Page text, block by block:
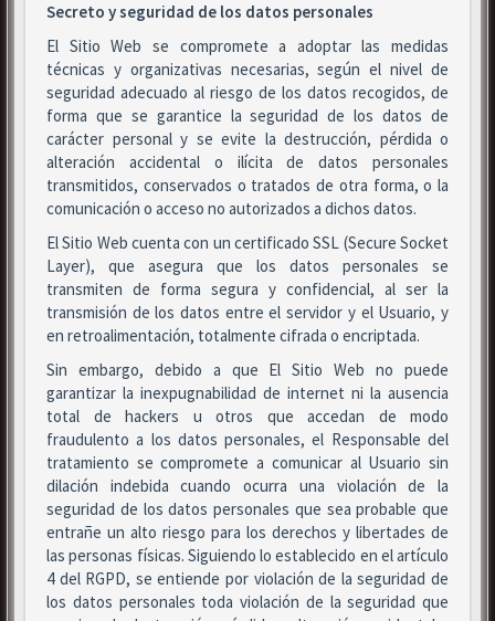
Secreto y seguridad de los datos personales
El Sitio Web se compromete a adoptar las medidas
técnicas y organizativas necesarias, según el nivel de
seguridad adecuado al riesgo de los datos recogidos, de
forma que se garantice la seguridad de los datos de
carácter personal y se evite la destrucción, pérdida o
alteración accidental o ilícita de datos personales
transmitidos, conservados o tratados de otra forma, o la
comunicación o acceso no autorizados a dichos datos.
El Sitio Web cuenta con un certificado SSL (Secure Socket
Layer), que asegura que los datos personales se
transmiten de forma segura y confidencial, al ser la
transmisión de los datos entre el servidor y el Usuario, y
en retroalimentación, totalmente cifrada o encriptada.
Sin embargo, debido a que El Sitio Web no puede
garantizar la inexpugnabilidad de internet ni la ausencia
total de hackers u otros que accedan de modo
fraudulento a los datos personales, el Responsable del
tratamiento se compromete a comunicar al Usuario sin
dilación indebida cuando ocurra una violación de la
seguridad de los datos personales que sea probable que
entrañe un alto riesgo para los derechos y libertades de
las personas físicas. Siguiendo lo establecido en el artículo
4 del RGPD, se entiende por violación de la seguridad de
los datos personales toda violación de la seguridad que